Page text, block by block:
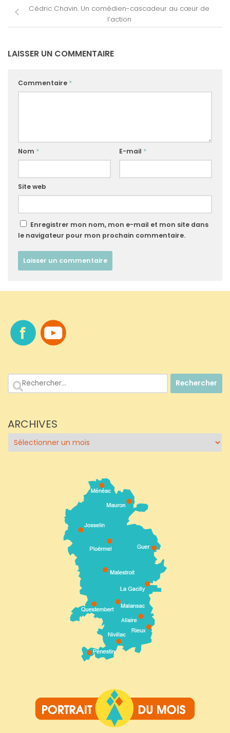
Cédric Chavin. Un comédien-cascadeur au cœur de
l’action
LAISSER UN COMMENTAIRE
Commentaire *
Nom * E-mail *
Site web
Enregistrer mon nom, mon e-mail et mon site dans
le navigateur pour mon prochain commentaire.
Rechercher :
ARCHIVES
Archives